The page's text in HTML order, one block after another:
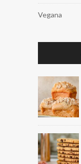
Vegana